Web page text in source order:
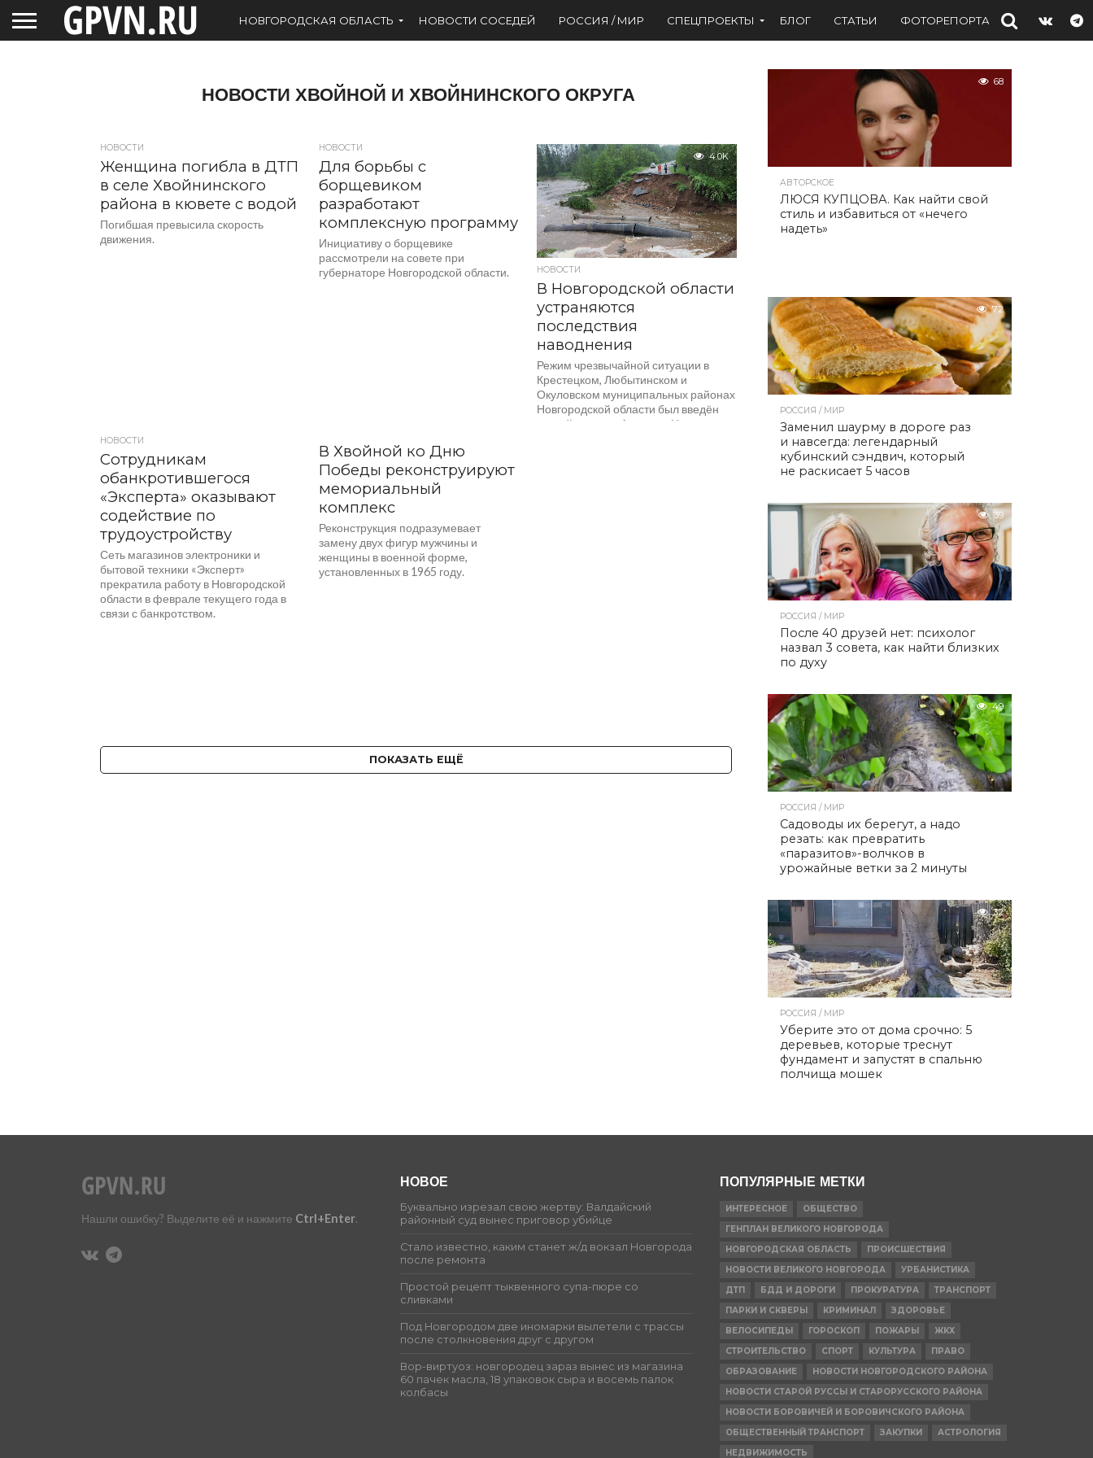
НОВГОРОДСКАЯ ОБЛАСТЬ НОВОСТИ СОСЕДЕЙ РОССИЯ / МИР СПЕЦПРОЕКТЫ БЛОГ СТАТЬИ ФОТОРЕПОРТАЖИ
НОВОСТИ ХВОЙНОЙ И ХВОЙНИНСКОГО ОКРУГА
НОВОСТИ
Женщина погибла в ДТП
в селе Хвойнинского
района в кювете с водой
Погибшая превысила скорость
движения.
НОВОСТИ
Для борьбы с
борщевиком
разработают
комплексную программу
Инициативу о борщевике
рассмотрели на совете при
губернаторе Новгородской области.
4.0K
НОВОСТИ
В Новгородской области
устраняются
последствия
наводнения
Режим чрезвычайной ситуации в
Крестецком, Любытинском и
Окуловском муниципальных районах
Новгородской области был введён
главой региона Андреем Никитиным
НОВОСТИ
Сотрудникам
обанкротившегося
«Эксперта» оказывают
содействие по
трудоустройству
Сеть магазинов электроники и
бытовой техники «Эксперт»
прекратила работу в Новгородской
области в феврале текущего года в
связи с банкротством.
В Хвойной ко Дню
Победы реконструируют
мемориальный
комплекс
Реконструкция подразумевает
замену двух фигур мужчины и
женщины в военной форме,
установленных в 1965 году.
ПОКАЗАТЬ ЕЩЁ
68
АВТОРСКОЕ
ЛЮСЯ КУПЦОВА. Как найти свой
стиль и избавиться от «нечего
надеть»
72
РОССИЯ / МИР
Заменил шаурму в дороге раз
и навсегда: легендарный
кубинский сэндвич, который
не раскисает 5 часов
39
РОССИЯ / МИР
После 40 друзей нет: психолог
назвал 3 совета, как найти близких
по духу
49
РОССИЯ / МИР
Садоводы их берегут, а надо
резать: как превратить
«паразитов»-волчков в
урожайные ветки за 2 минуты
32
РОССИЯ / МИР
Уберите это от дома срочно: 5
деревьев, которые треснут
фундамент и запустят в спальню
полчища мошек
Нашли ошибку? Выделите её и нажмите Ctrl+Enter.
НОВОЕ
Буквально изрезал свою жертву: Валдайский
районный суд вынес приговор убийце
Стало известно, каким станет ж/д вокзал Новгорода
после ремонта
Простой рецепт тыквенного супа-пюре со
сливками
Под Новгородом две иномарки вылетели с трассы
после столкновения друг с другом
Вор-виртуоз: новгородец зараз вынес из магазина
60 пачек масла, 18 упаковок сыра и восемь палок
колбасы
ПОПУЛЯРНЫЕ МЕТКИ
ИНТЕРЕСНОЕ
ОБЩЕСТВО
ГЕНПЛАН ВЕЛИКОГО НОВГОРОДА
НОВГОРОДСКАЯ ОБЛАСТЬ
ПРОИСШЕСТВИЯ
НОВОСТИ ВЕЛИКОГО НОВГОРОДА
УРБАНИСТИКА
ДТП
БДД И ДОРОГИ ПРОКУРАТУРА
ТРАНСПОРТ
ПАРКИ И СКВЕРЫ
КРИМИНАЛ
ЗДОРОВЬЕ
ВЕЛОСИПЕДЫ
ГОРОСКОП ПОЖАРЫ
ЖКХ
СТРОИТЕЛЬСТВО
СПОРТ КУЛЬТУРА
ПРАВО
ОБРАЗОВАНИЕ
НОВОСТИ НОВГОРОДСКОГО РАЙОНА
НОВОСТИ СТАРОЙ РУССЫ И СТАРОРУССКОГО РАЙОНА
НОВОСТИ БОРОВИЧЕЙ И БОРОВИЧСКОГО РАЙОНА
ОБЩЕСТВЕННЫЙ ТРАНСПОРТ
ЗАКУПКИ
АСТРОЛОГИЯ
НЕДВИЖИМОСТЬ